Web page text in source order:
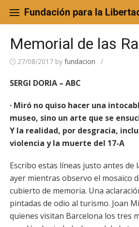
content
Fundación para la
Memorial de las
27/08/2017 by fundacion /
SERGI DORIA – ABC
· Miró no quiso hacer una
museo, sino un arte que se
Y la realidad, por desgracia,
violencia y la muerte del 17-A
Escribo estas líneas justo antes de
ayer mientras observo el mosaico
cubierto de memoria. Una
pintadas de odio al turismo. Joan
quienes visitan Barcelona los tres